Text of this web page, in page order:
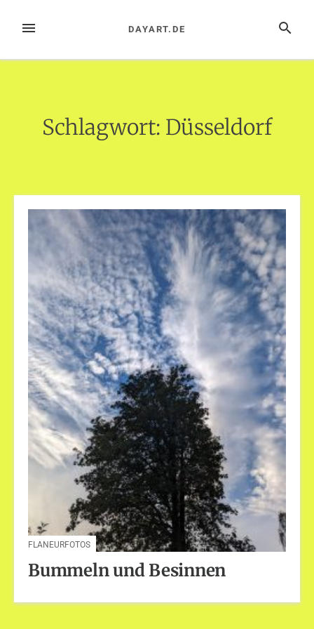
InhaltMENÜ SUCHE
DAYART.DE
Schlagwort: Düsseldorf
FLANEURFOTOS
Bummeln und Besinnen